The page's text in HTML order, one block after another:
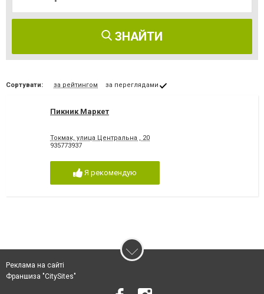
ЗНАЙТИ
Сортувати: за рейтингом за переглядами
Пикник Маркет
Токмак, улица Центральна , 20
935773937
Я рекомендую
Реклама на сайті
Франшиза "CitySites"